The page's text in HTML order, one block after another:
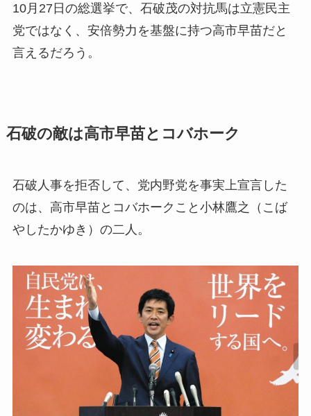
10月27日の総選挙で、石破茂の対抗馬は立憲民主
党ではなく、安倍勢力を基盤に持つ高市早苗だと
言えるだろう。
石破の敵は高市早苗とコバホーク
石破人事を拒否して、党内野党を事実上宣言した
のは、高市早苗とコバホークこと小林鷹之（こば
やしたかゆき）の二人。